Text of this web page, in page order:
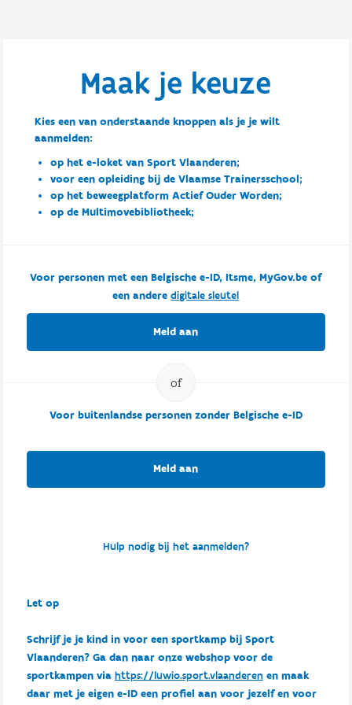
Maak je keuze
Kies een van onderstaande knoppen als je je wilt
aanmelden:
op het e-loket van Sport Vlaanderen;
voor een opleiding bij de Vlaamse Trainersschool;
op het beweegplatform Actief Ouder Worden;
op de Multimovebibliotheek;
Voor personen met een Belgische e-ID, Itsme, MyGov.be of
een anderedigitale sleutel
Meld aan
Voor buitenlandse personen zonder Belgische e-ID
Meld aan
Hulp nodig bij het aanmelden?
Let op
Schrijf je je kind in voor een sportkamp bij Sport
Vlaanderen? Ga dan naar onze webshop voor de
sportkampen via https://luwio.sport.vlaanderenen maak
daar met je eigen e-ID een profiel aan voor jezelf en voor